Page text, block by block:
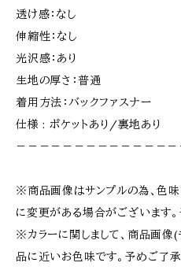
透け感：なし
伸縮性：なし
光沢感：あり
生地の厚さ：普通
着用方法：バックファスナー
仕様 : ポケットあり/裏地あり
－－－－－－－－－－－－－
※商品画像はサンプルの為、色
に変更がある場合がございます。
※カラーに関しまして、商品画
品に近いお色味です。予めご了承